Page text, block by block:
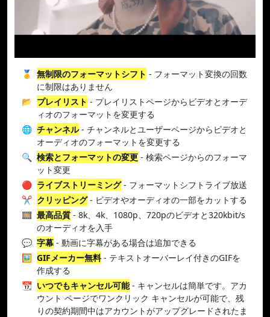
🥇 無制限のフォーマットシフト - フォーマット変換の回数
に制限はありません
📂 プレイリスト - プレイリストページからビデオとオーデ
ィオのフォーマットを変更する
🌐 チャンネル- チャンネルとユーザーページからビデオと
オーディオのフォーマットを変更する
🔍 検索とフォーマットの変更 - 検索ページからのフォーマ
ット変更
🔴 ライブストリーミング- フォーマットシフトライブ放送
✂️ クリッピング- ビデオやオーディオの一部をカットする
🎞️ 最高品質 - 8k、4k、1080p、720pのビデオと320kbit/s
のオーディオを入手
💬 字幕 - 動画に字幕がある場合は追加できる
🖼️ GIFメーカー無料- テキストオーバーレイ付きのGIFを
作成する
📆 いつでもキャンセル可能- キャンセルは簡単です。アカ
ウント ページでワンクリック キャンセルが可能で、残
りの契約期間中はアカウントがアップグレードされたま